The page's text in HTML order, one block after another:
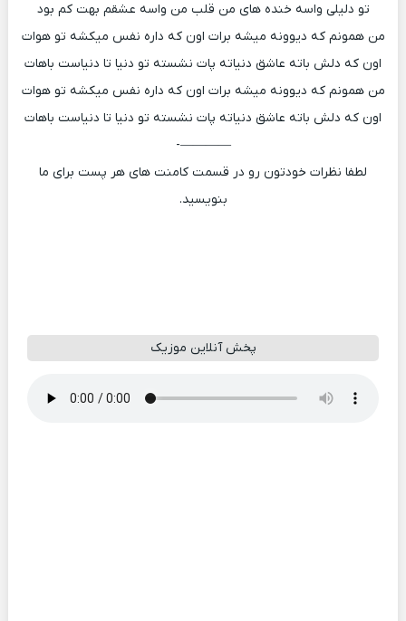
تو دلیلی واسه خنده های من قلب من واسه عشقم بهت کم بود
من همونم که دیوونه میشه برات اون که داره نفس میکشه تو هوات
اون که دلش باته عاشق دنیاته پات نشسته تو دنیا تا دنیاست باهات
من همونم که دیوونه میشه برات اون که داره نفس میکشه تو هوات
اون که دلش باته عاشق دنیاته پات نشسته تو دنیا تا دنیاست باهات
————-
لطفا نظرات خودتون رو در قسمت کامنت های هر پست برای ما
بنویسید.
پخش آنلاین موزیک